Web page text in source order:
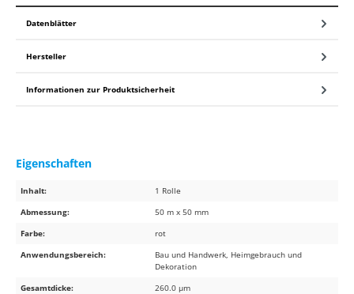
Datenblätter
Hersteller
Informationen zur Produktsicherheit
Eigenschaften
Inhalt:
1 Rolle
Abmessung:
50 m x 50 mm
Farbe:
rot
Anwendungsbereich:
Bau und Handwerk, Heimgebrauch und
Dekoration
Gesamtdicke:
260.0 µm